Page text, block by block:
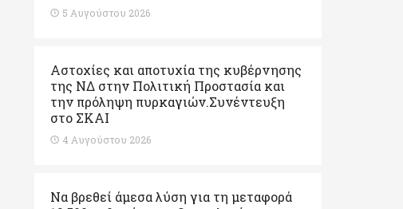
5 Αυγούστου 2026
Αστοχίες και αποτυχία της κυβέρνησης
της ΝΔ στην Πολιτική Προστασία και
την πρόληψη πυρκαγιών.Συνέντευξη
στο ΣΚΑΙ
4 Αυγούστου 2026
Να βρεθεί άμεσα λύση για τη μεταφορά